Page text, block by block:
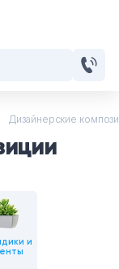
Дизайнерские
и